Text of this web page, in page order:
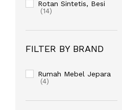
Rotan Sintetis, Besi
(14)
FILTER BY BRAND
Rumah Mebel Jepara
(4)